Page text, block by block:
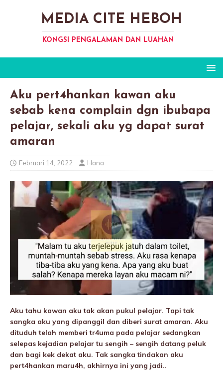
MEDIA CITE HEBOH
KONGSI PENGALAMAN DAN LUAHAN
Aku pert4hankan kawan aku
sebab kena complain dgn ibubapa
pelajar, sekali aku yg dapat surat
amaran
Februari 14, 2022 Hana
Aku tahu kawan aku tak akan pukuI pelajar. Tapi tak
sangka aku yang dipanggil dan diberi surat amaran. Aku
dituduh telah memberi tr4uma pada pelajar sedangkan
selepas kejadian pelajar tu sengih – sengih datang peIuk
dan bagi kek dekat aku. Tak sangka tindakan aku
pert4hankan maru4h, akhirnya ini yang jadi..